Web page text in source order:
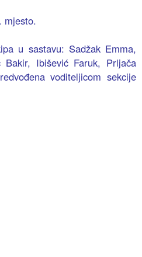
mjesto.
u sastavu: Sadžak Emma,
Bakir, Ibišević Faruk, Prljača
voditeljicom sekcije